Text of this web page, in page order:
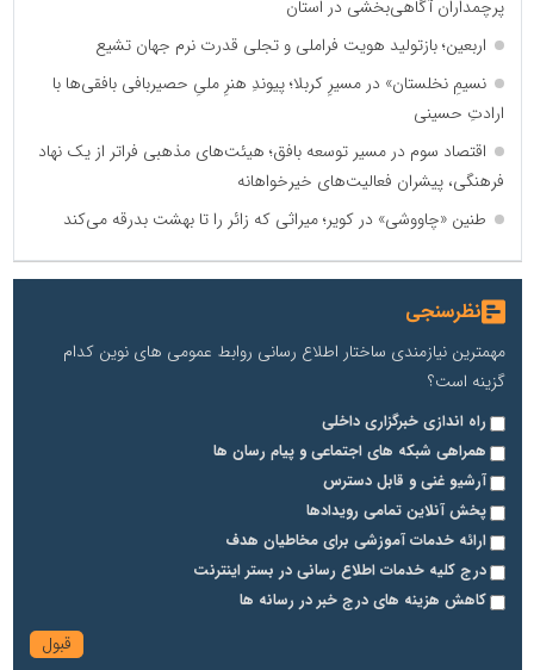
پرچمداران آگاهی‌بخشی در استان
اربعین؛ بازتولید هویت فراملی و تجلی قدرت نرم جهان تشیع
نسیمِ نخلستان» در مسیرِ کربلا؛ پیوندِ هنرِ ملیِ حصیربافی بافقی‌ها با
ارادتِ حسینی
اقتصاد سوم در مسیر توسعه بافق؛ هیئت‌های مذهبی فراتر از یک نهاد
فرهنگی، پیشران فعالیت‌های خیرخواهانه
طنین «چاووشی» در کویر؛ میراثی که زائر را تا بهشت بدرقه می‌کند
نظرسنجی
مهمترین نیازمندی ساختار اطلاع رسانی روابط عمومی های نوین کدام
گزینه است؟
راه اندازی خبرگزاری داخلی
همراهی شبکه های اجتماعی و پیام رسان ها
آرشیو غنی و قابل دسترس
پخش آنلاین تمامی رویدادها
ارائه خدمات آموزشی برای مخاطیان هدف
درج کلیه خدمات اطلاع رسانی در بستر اینترنت
کاهش هزینه های درج خبر در رسانه ها